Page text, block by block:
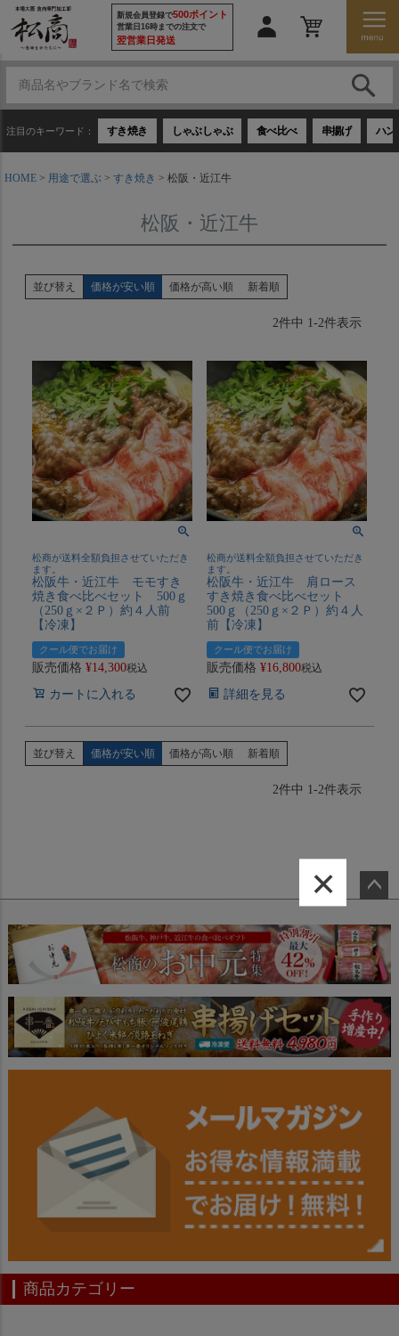
新規会員登録で500ポイント
営業日16時までの注文で
翌営業日発送
注目のキーワード： すき焼き しゃぶしゃぶ 食べ比べ 串揚げ ハン
HOME 用途で選ぶ すき焼き 松阪・近江牛
松阪・近江牛
並び替え 価格が安い順 価格が高い順 新着順
2件中 1-2件表示
松商が送料全額負担させていただき
ます。
松阪牛・近江牛 モモすき
焼き食べ比べセット 500ｇ
（250ｇ×２Ｐ）約４人前
【冷凍】
クール便でお届け
販売価格 ¥14,300税込
カートに入れる
松商が送料全額負担させていただき
ます。
松阪牛・近江牛 肩ロース
すき焼き食べ比べセット
500ｇ（250ｇ×２Ｐ）約４人
前【冷凍】
クール便でお届け
販売価格 ¥16,800税込
詳細を見る
並び替え 価格が安い順 価格が高い順 新着順
2件中 1-2件表示
ジト
ップ
へ
商品カテゴリー
×